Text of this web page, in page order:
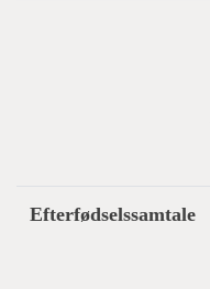
Efterfødselssamtale